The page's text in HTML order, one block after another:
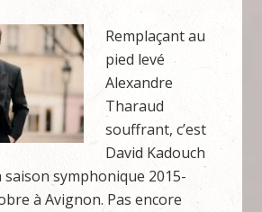
Remplaçant au
pied levé
Alexandre
Tharaud
souffrant, c’est
David Kadouch
symphonique 2015-
à Avignon. Pas encore